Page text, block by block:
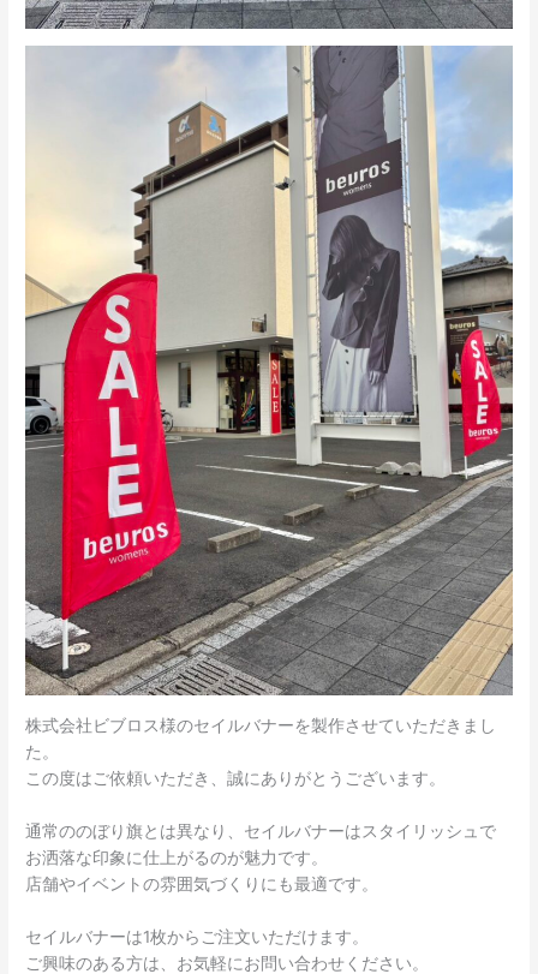
株式会社ビブロス様のセイルバナーを製作させていただきまし
た。
この度はご依頼いただき、誠にありがとうございます。
通常ののぼり旗とは異なり、セイルバナーはスタイリッシュで
お洒落な印象に仕上がるのが魅力です。
店舗やイベントの雰囲気づくりにも最適です。
セイルバナーは1枚からご注文いただけます。
ご興味のある方は、お気軽にお問い合わせください。